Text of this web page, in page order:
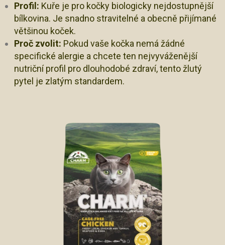
Profil: Kuře je pro kočky biologicky nejdostupnější
bílkovina. Je snadno stravitelné a obecně přijímané
většinou koček.
Proč zvolit: Pokud vaše kočka nemá žádné
specifické alergie a chcete ten nejvyváženější
nutriční profil pro dlouhodobé zdraví, tento žlutý
pytel je zlatým standardem.